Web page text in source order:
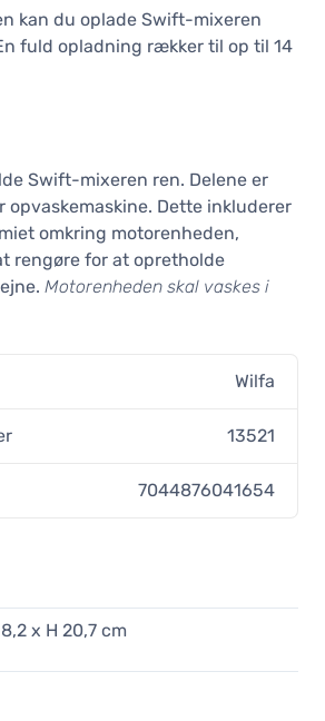
kan du oplade Swift-mixeren
fuld opladning rækker til op til 14
Swift-mixeren ren. Delene er
opvaskemaskine. Dette inkluderer
omkring motorenheden,
rengøre for at opretholde
Motorenheden skal vaskes i
Wilfa
13521
7044876041654
x H 20,7 cm